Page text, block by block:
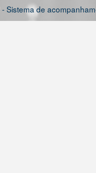
Sistema de